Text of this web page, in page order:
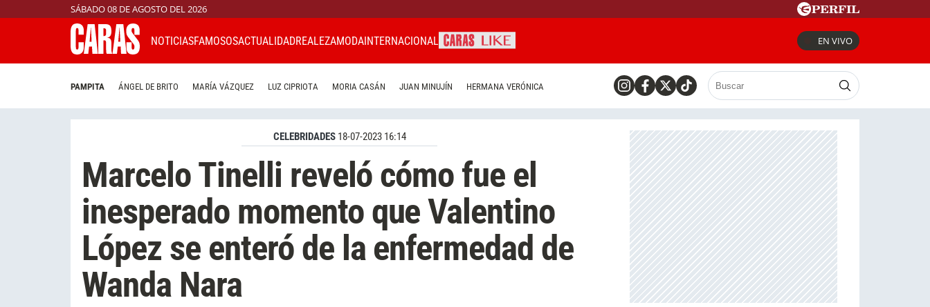
SÁBADO 08 DE AGOSTO DEL 2026
NOTICIASFAMOSOSACTUALIDADREALEZAMODAINTERNACIONAL EN VIVO
PAMPITA ÁNGEL DE BRITO MARÍA VÁZQUEZ LUZ CIPRIOTA MORIA CASÁN JUAN MINUJÍN HERMANA VERÓNICA
CELEBRIDADES 18-07-2023 16:14
Marcelo Tinelli reveló cómo fue el
inesperado momento que Valentino
López se enteró de la enfermedad de
Wanda Nara